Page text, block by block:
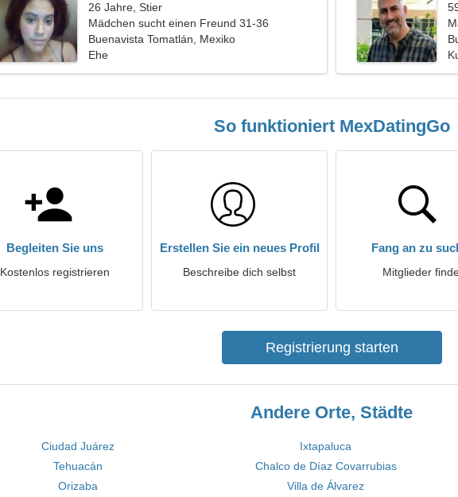
26 Jahre, Stier
Mädchen sucht einen Freund 31-36
Buenavista Tomatlán, Mexiko
Ehe
So funktioniert MexDatingGo
Begleiten Sie uns
Kostenlos registrieren
Erstellen Sie ein neues Profil
Beschreibe dich selbst
Fang an zu
Mitglieder
Registrierung starten
Andere Orte, Städte
Ciudad Juárez Ixtapaluca
Tehuacán
Chalco de Díaz Covarrubias
Orizaba
Villa de Álvarez